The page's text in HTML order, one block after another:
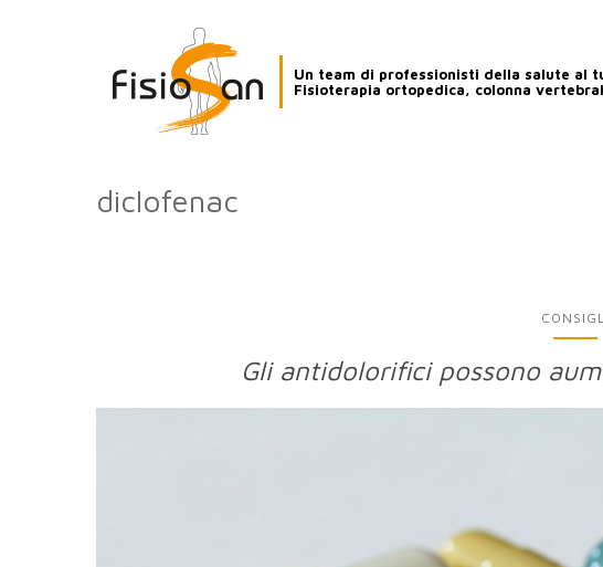
Un team di professionisti della salute al
Fisioterapia ortopedica, colonna
diclofenac
Gli antidolorifici possono